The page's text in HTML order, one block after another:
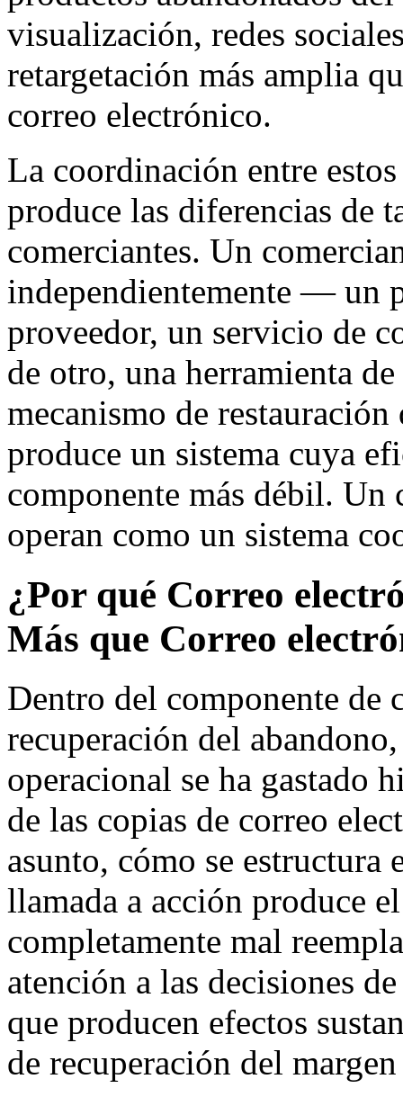
visualización, redes
retargetación más amplia
correo electrónico.
La coordinación entre
produce las diferencias de
comerciantes. Un
independientemente — un
proveedor, un servicio de
de otro, una herramienta
mecanismo de
produce un sistema cuya
componente más débil. Un
operan como un sistema
¿Por qué Correo
Más que Correo
Dentro del componente de
recuperación del
operacional se ha gastado
de las copias de correo
asunto, cómo se estructura
llamada a acción produce
completamente mal
atención a las decisiones
que producen efectos
de recuperación del